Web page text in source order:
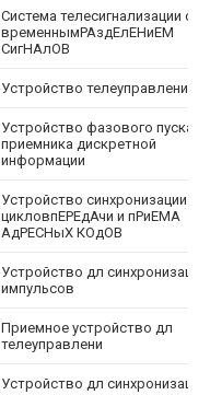
Система телесигнализации с
временнымРАздЕлЕНиЕМ
СигНАлОВ
Устройство телеуправлени
Устройство фазового пуска
приемника дискретной
информации
Устройство синхронизации
цикловпЕРЕдАчи и пРиЕМА
АдРЕСНыХ КОдОВ
Устройство дл синхронизации
импульсов
Приемное устройство дл
телеуправлени
Устройство дл синхронизации